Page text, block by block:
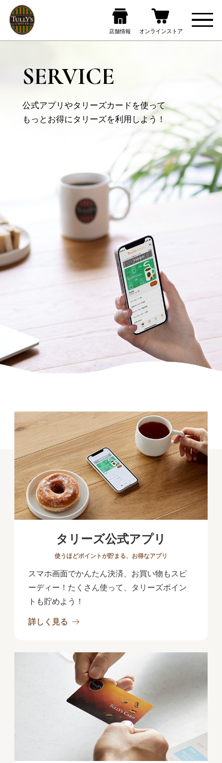
SERVICE
公式アプリやタリーズカードを使って
もっとお得にタリーズを利用しよう！
タリーズ公式アプリ
使うほどポイントが貯まる、お得なアプリ
スマホ画面でかんたん決済、お買い物もスピ
ーディー！たくさん使って、タリーズポイン
トも貯めよう！
詳しく見る